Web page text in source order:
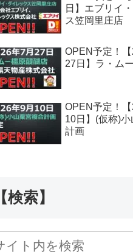
日】エブリイ
ス笠岡里庄店
OPEN予定！【
27日】ラ・ム
OPEN予定！【
10日】(仮称)
計画
【検索】